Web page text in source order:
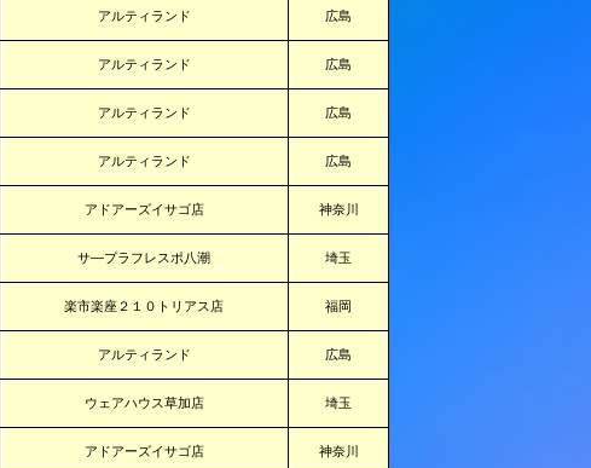
アルティランド 広島
アルティランド 広島
アルティランド 広島
アルティランド 広島
アドアーズイサゴ店 神奈川
サ―プラフレスポ八潮 埼玉
楽市楽座２１０トリアス店 福岡
アルティランド 広島
ウェアハウス草加店 埼玉
アドアーズイサゴ店 神奈川